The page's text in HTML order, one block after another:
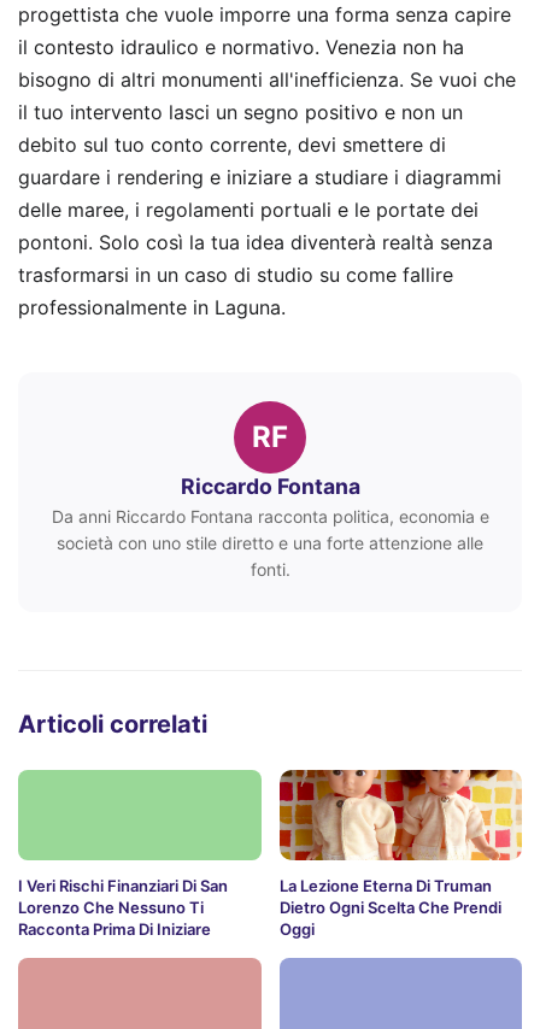
progettista che vuole imporre una forma senza capire
il contesto idraulico e normativo. Venezia non ha
bisogno di altri monumenti all'inefficienza. Se vuoi che
il tuo intervento lasci un segno positivo e non un
debito sul tuo conto corrente, devi smettere di
guardare i rendering e iniziare a studiare i diagrammi
delle maree, i regolamenti portuali e le portate dei
pontoni. Solo così la tua idea diventerà realtà senza
trasformarsi in un caso di studio su come fallire
professionalmente in Laguna.
RF
Riccardo Fontana
Da anni Riccardo Fontana racconta politica, economia e
società con uno stile diretto e una forte attenzione alle
fonti.
Articoli correlati
I Veri Rischi Finanziari Di San
Lorenzo Che Nessuno Ti
Racconta Prima Di Iniziare
La Lezione Eterna Di Truman
Dietro Ogni Scelta Che Prendi
Oggi